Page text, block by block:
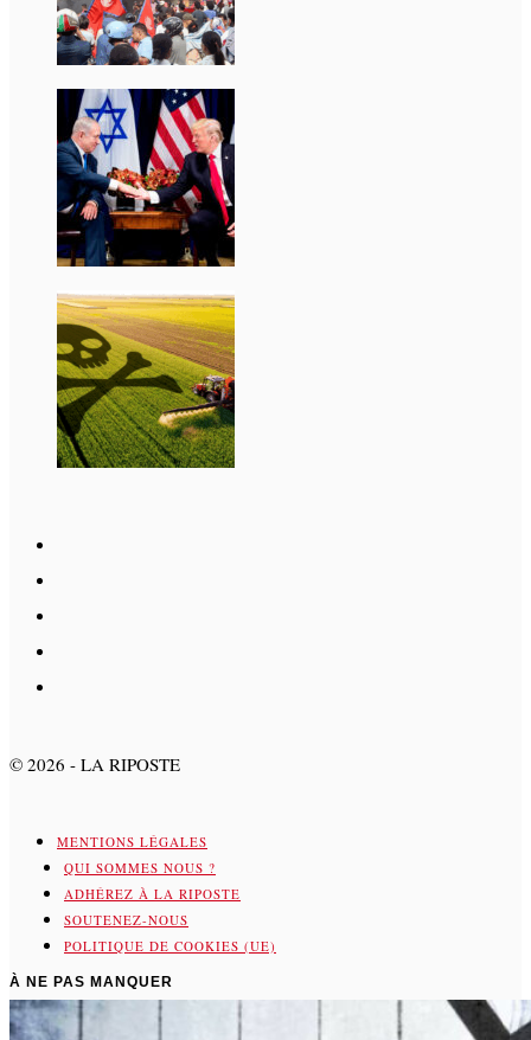
© 2026 - LA RIPOSTE
MENTIONS LÉGALES
QUI SOMMES NOUS ?
ADHÉREZ À LA RIPOSTE
SOUTENEZ-NOUS
POLITIQUE DE COOKIES (UE)
À NE PAS MANQUER